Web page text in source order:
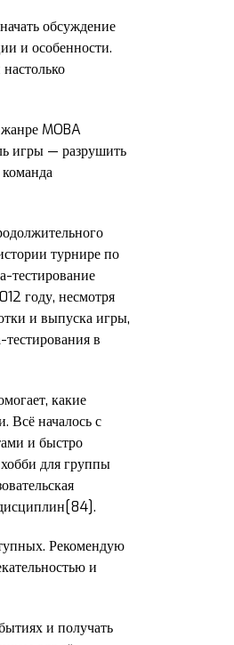
обсуждение
и особенности.
MOBA
игры — разрушить
турнире по
тестирование
году, несмотря
и выпуска игры,
в
какие
Всё началось с
и быстро
для группы
Рекомендую
и
и получать